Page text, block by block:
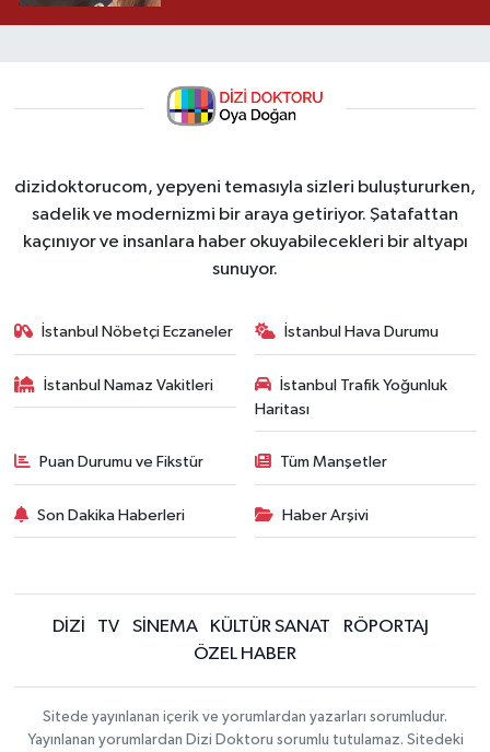
dizidoktorucom, yepyeni temasıyla sizleri buluştururken,
sadelik ve modernizmi bir araya getiriyor. Şatafattan
kaçınıyor ve insanlara haber okuyabilecekleri bir altyapı
sunuyor.
İstanbul Nöbetçi Eczaneler İstanbul Hava Durumu
İstanbul Namaz Vakitleri
İstanbul Trafik Yoğunluk
Haritası
Puan Durumu ve Fikstür Tüm Manşetler
Son Dakika Haberleri Haber Arşivi
DİZİ TV SİNEMA KÜLTÜR SANAT
RÖPORTAJ
ÖZEL HABER
Sitede yayınlanan içerik ve yorumlardan yazarları sorumludur.
Yayınlanan yorumlardan Dizi Doktoru sorumlu tutulamaz. Sitedeki